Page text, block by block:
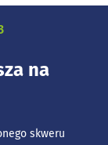
na
skweru